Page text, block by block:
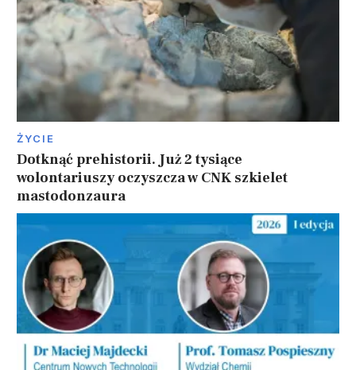
ŻYCIE
Dotknąć prehistorii. Już 2 tysiące
wolontariuszy oczyszcza w CNK szkielet
mastodonzaura